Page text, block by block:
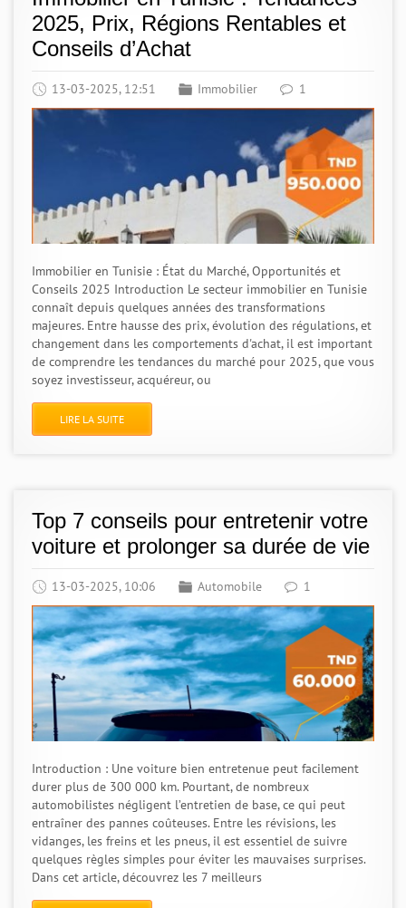
2025, Prix, Régions Rentables et
Conseils d’Achat
13-03-2025, 12:51 Immobilier 1
Immobilier en Tunisie : État du Marché, Opportunités et
Conseils 2025 Introduction Le secteur immobilier en Tunisie
connaît depuis quelques années des transformations
majeures. Entre hausse des prix, évolution des régulations, et
changement dans les comportements d'achat, il est important
de comprendre les tendances du marché pour 2025, que vous
soyez investisseur, acquéreur, ou
LIRE LA SUITE
Top 7 conseils pour entretenir votre
voiture et prolonger sa durée de vie
13-03-2025, 10:06 Automobile 1
Introduction : Une voiture bien entretenue peut facilement
durer plus de 300 000 km. Pourtant, de nombreux
automobilistes négligent l’entretien de base, ce qui peut
entraîner des pannes coûteuses. Entre les révisions, les
vidanges, les freins et les pneus, il est essentiel de suivre
quelques règles simples pour éviter les mauvaises surprises.
Dans cet article, découvrez les 7 meilleurs